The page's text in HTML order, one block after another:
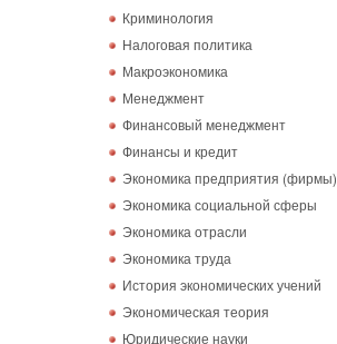
Криминология
Налоговая политика
Макроэкономика
Менеджмент
Финансовый менеджмент
Финансы и кредит
Экономика предприятия (фирмы)
Экономика социальной сферы
Экономика отрасли
Экономика труда
История экономических учений
Экономическая теория
Юридические науки